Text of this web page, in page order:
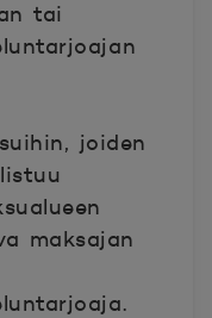
tai
joiden
maksajan